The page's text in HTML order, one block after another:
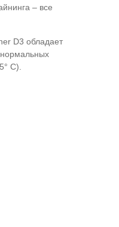
– все
D3 обладает
C).